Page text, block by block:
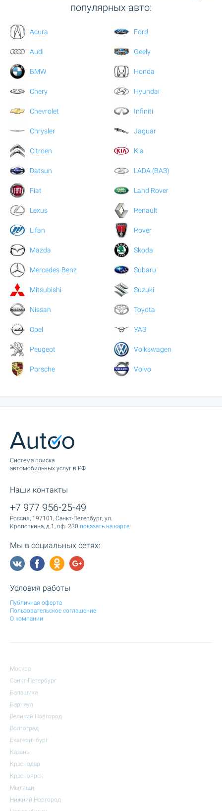
популярных авто:
Acura
Audi
BMW
Chery
Chevrolet
Chrysler
Citroen
Datsun
Fiat
Ford
Geely
Honda
Hyundai
Infiniti
Jaguar
Kia
LADA (ВАЗ)
Land Rover
Lexus
Lifan
Mazda
Mercedes-Benz
Mitsubishi
Nissan
Opel
Peugeot
Porsche
Renault
Rover
Skoda
Subaru
Suzuki
Toyota
УАЗ
Volkswagen
Volvo
Cистема поиска
автомобильных услуг в РФ
Наши контакты
+7 977 956-25-49
Россия, 197101, Санкт-Петербург, ул.
Кропоткина, д.1, оф. 230 показать на карте
Мы в социальных сетях:
Условия работы
Публичная оферта
Пользовательское соглашение
О компании
Москва
Санкт-Петербург
Балашиха
Барнаул
Великий Новгород
Волгоград
Екатеринбург
Казань
Краснодар
Красноярск
Мытищи
Нижний Новгород